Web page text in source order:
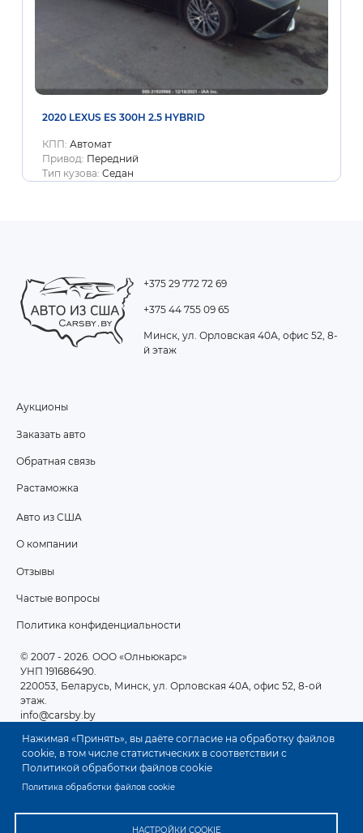
2020 LEXUS ES 300H 2.5 HYBRID
КПП: Автомат
Привод: Передний
Тип кузова: Седан
Нажимая «Принять», вы даёте согласие на обработку файлов
cookie, в том числе статистических в соответствии с
Политикой обработки файлов cookie
Политика обработки файлов cookie
НАСТРОЙКИ COOKIE
+375 29 772 72 69
+375 44 755 09 65
Минск, ул. Орловская 40А, офис 52, 8-
й этаж
MENU
Аукционы
Заказать авто
Обратная связь
Растаможка
Авто из США
О компании
Отзывы
Частые вопросы
Политика конфиденциальности
© 2007 - 2026 . ООО «Олньюкарс»
УНП 191686490.
220053, Беларусь, Минск, ул. Орловская 40А, офис 52, 8-ой
этаж.
info@carsby.by